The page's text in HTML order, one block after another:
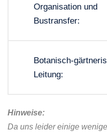
Organisation und
Bustransfer:
Botanisch-
Leitung:
Hinweise:
Da uns leider einige